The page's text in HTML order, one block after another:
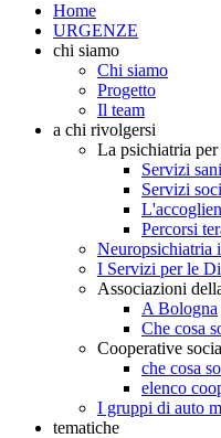
Home
URGENZE
chi siamo
Chi siamo
Progetto
Il team
a chi rivolgersi
La psichiatria
Servizi
Servizi
Percorsi
Neuropsichiatria
I Servizi per le
Associazioni
A Bologna
Che cosa
Cooperative
che cosa
elenco
I gruppi di auto
tematiche